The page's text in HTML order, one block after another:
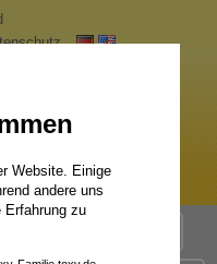
Website. Einige
andere uns
Erfahrung zu